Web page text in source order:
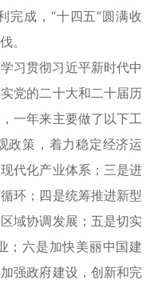
完成，“十四五”圆满收
。
习贯彻习近平新时代中
党的二十大和二十届历
一年来主要做了以下工
政策，着力稳定经济运
代化产业体系；三是进
环；四是统筹推进新型
域协调发展；五是切实
；六是加快美丽中国建
强政府建设，创新和完